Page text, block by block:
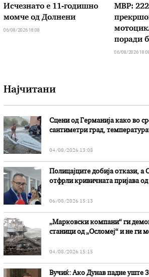
Исчезнато е 11-годишно
момче од Долнени
06/08/2026 18:08
МВР: 222
поради
06/08/2026
Најчитани
Сцени од Германија како во
сантиметри град,
04/08/2026 13:08
Полицајците добија откази, а
отфрли кривичната пријава
06/08/2026 15:13
„Марковски компани“ ги
станици од „Осломеј“ и не ги
04/08/2026 15:15
Вучиќ: Ако Дунав падне уште